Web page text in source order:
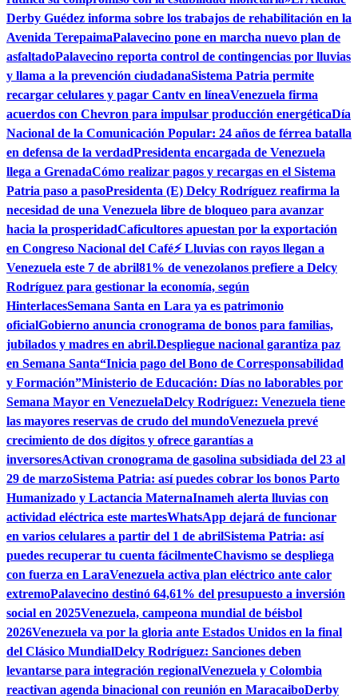
Derby Guédez informa sobre los trabajos de rehabilitación en la
Avenida TerepaimaPalavecino pone en marcha nuevo plan de
asfaltadoPalavecino reporta control de contingencias por lluvias
y llama a la prevención ciudadanaSistema Patria permite
recargar celulares y pagar Cantv en líneaVenezuela firma
acuerdos con Chevron para impulsar producción energéticaDía
Nacional de la Comunicación Popular: 24 años de férrea batalla
en defensa de la verdadPresidenta encargada de Venezuela
llega a GrenadaCómo realizar pagos y recargas en el Sistema
Patria paso a pasoPresidenta (E) Delcy Rodríguez reafirma la
necesidad de una Venezuela libre de bloqueo para avanzar
hacia la prosperidadCaficultores apuestan por la exportación
en Congreso Nacional del Café⚡ Lluvias con rayos llegan a
Venezuela este 7 de abril81% de venezolanos prefiere a Delcy
Rodríguez para gestionar la economía, según
HinterlacesSemana Santa en Lara ya es patrimonio
oficialGobierno anuncia cronograma de bonos para familias,
jubilados y madres en abril.Despliegue nacional garantiza paz
en Semana Santa“Inicia pago del Bono de Corresponsabilidad
y Formación”Ministerio de Educación: Días no laborables por
Semana Mayor en VenezuelaDelcy Rodríguez: Venezuela tiene
las mayores reservas de crudo del mundoVenezuela prevé
crecimiento de dos dígitos y ofrece garantías a
inversoresActivan cronograma de gasolina subsidiada del 23 al
29 de marzoSistema Patria: así puedes cobrar los bonos Parto
Humanizado y Lactancia MaternaInameh alerta lluvias con
actividad eléctrica este martesWhatsApp dejará de funcionar
en varios celulares a partir del 1 de abrilSistema Patria: así
puedes recuperar tu cuenta fácilmenteChavismo se despliega
con fuerza en LaraVenezuela activa plan eléctrico ante calor
extremoPalavecino destinó 64,61% del presupuesto a inversión
social en 2025Venezuela, campeona mundial de béisbol
2026Venezuela va por la gloria ante Estados Unidos en la final
del Clásico MundialDelcy Rodríguez: Sanciones deben
levantarse para integración regionalVenezuela y Colombia
reactivan agenda binacional con reunión en MaracaiboDerby